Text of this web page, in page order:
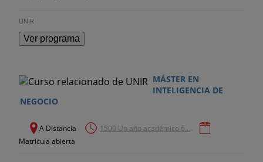
UNIR
Ver programa
MÁSTER EN
INTELIGENCIA DE
NEGOCIO
A Distancia
1500 Un año académico 6...
Matrícula abierta